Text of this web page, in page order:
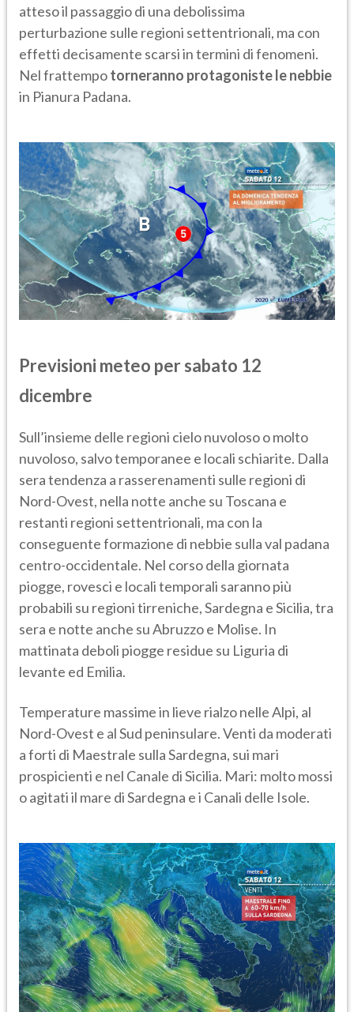
atteso il passaggio di una debolissima
perturbazione sulle regioni settentrionali, ma con
effetti decisamente scarsi in termini di fenomeni.
Nel frattempotorneranno protagoniste le nebbie
in Pianura Padana.
Previsioni meteo per sabato 12
dicembre
Sull’insieme delle regioni cielo nuvoloso o molto
nuvoloso, salvo temporanee e locali schiarite. Dalla
sera tendenza a rasserenamenti sulle regioni di
Nord-Ovest, nella notte anche su Toscana e
restanti regioni settentrionali, ma con la
conseguente formazione di nebbie sulla val padana
centro-occidentale. Nel corso della giornata
piogge, rovesci e locali temporali saranno più
probabili su regioni tirreniche, Sardegna e Sicilia, tra
sera e notte anche su Abruzzo e Molise. In
mattinata deboli piogge residue su Liguria di
levante ed Emilia.
Temperature massime in lieve rialzo nelle Alpi, al
Nord-Ovest e al Sud peninsulare. Venti da moderati
a forti di Maestrale sulla Sardegna, sui mari
prospicienti e nel Canale di Sicilia. Mari: molto mossi
o agitati il mare di Sardegna e i Canali delle Isole.